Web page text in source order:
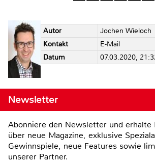
Autor
Jochen Wieloch
Kontakt
E-Mail
Datum
07.03.2020,
Newsletter
Abonniere den Newsletter und erhalte
über neue Magazine, exklusive
Gewinnspiele, neue Features sowie
unserer Partner.